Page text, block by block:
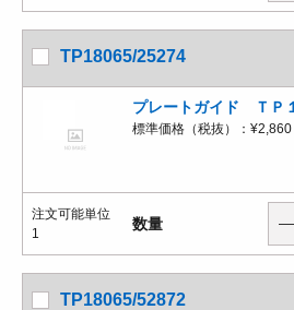
TP18065/25274
プレートガイド ＴＰ
標準価格（税抜）： ¥2,860
注文可能単位
1
数量
TP18065/52872